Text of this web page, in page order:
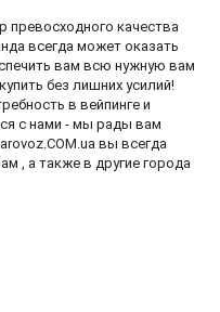
превосходного качества
всегда может оказать
вам всю нужную вам
без лишних усилий!
в вейпинге и
с нами - мы рады вам
вы всегда
, а также в другие города